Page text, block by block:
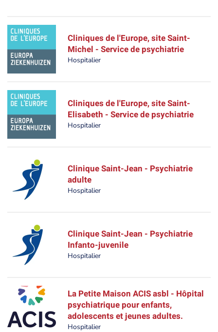
Cliniques de l'Europe, site Saint-
Michel - Service de psychiatrie
Hospitalier
Cliniques de l'Europe, site Saint-
Elisabeth - Service de psychiatrie
Hospitalier
Clinique Saint-Jean - Psychiatrie
adulte
Hospitalier
Clinique Saint-Jean - Psychiatrie
Infanto-juvenile
Hospitalier
La Petite Maison ACIS asbl - Hôpital
psychiatrique pour enfants,
adolescents et jeunes adultes.
Hospitalier